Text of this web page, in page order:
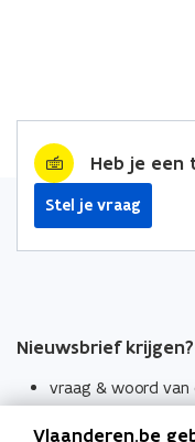
Heb je een
Stel je vraag
Nieuwsbrief krijgen?
vraag & woord van
Vlaanderen.be